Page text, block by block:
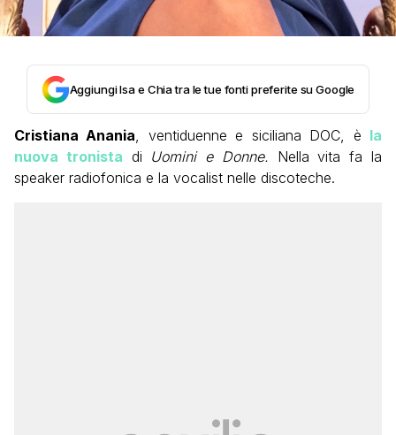
Aggiungi Isa e Chia tra le tue fonti preferite su Google
Cristiana Anania, ventiduenne e siciliana DOC, è la
nuova tronista di Uomini e Donne. Nella vita fa la
speaker radiofonica e la vocalist nelle discoteche.